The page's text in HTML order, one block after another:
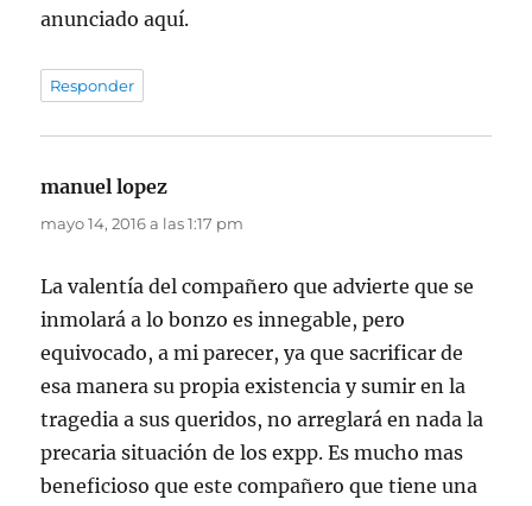
anunciado aquí.
Responder
manuel lopez
mayo 14, 2016 a las 1:17 pm
La valentía del compañero que advierte que se
inmolará a lo bonzo es innegable, pero
equivocado, a mi parecer, ya que sacrificar de
esa manera su propia existencia y sumir en la
tragedia a sus queridos, no arreglará en nada la
precaria situación de los expp. Es mucho mas
beneficioso que este compañero que tiene una